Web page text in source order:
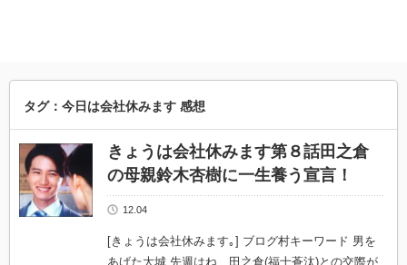
タグ：今日は会社休みます 感想
きょうは会社休みます第８話田之倉
の母親鈴木杏樹に一生養う宣言！
12.04
[きょうは会社休みます｡] ブログ村キーワード 男を
あげた大城 先週はね、田之倉(福士蒼汰)との交際が